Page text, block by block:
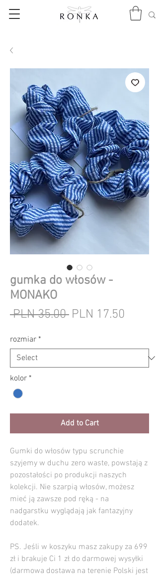
gumka do włosów -
MONAKO
PLN 35.00 Regular
PLN 17.50
rozmiar *
kolor *
Add to Cart
Gumki do włosów typu scrunchie
szyjemy w duchu zero waste, powstają z
pozostałości po produkcji naszych
kolekcji. Nie szarpią włosów, możesz
mieć ją zawsze pod ręką - na
nadgarstku wyglądają jak fantazyjny
dodatek.
PS. Jeśli w koszyku masz zakupy za 699
zł i brakuje Ci 1 zł do darmowej wysyłki
(darmowa dostawa na terenie Polski jest